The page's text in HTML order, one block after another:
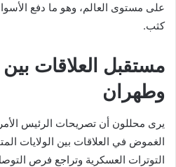
على مستوى العالم، وهو ما دفع
كثب.
مستقبل العلاقات
وطهران
يرى محللون أن تصريحات الرئيس
الغموض في العلاقات بين الولايات
التوترات العسكرية وتراجع فرص